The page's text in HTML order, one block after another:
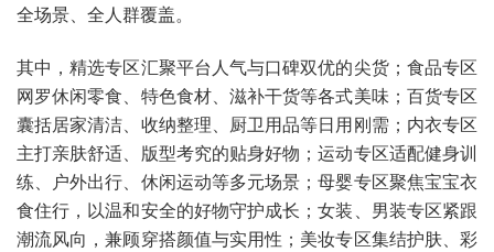
全场景、全人群覆盖。
其中，精选专区汇聚平台人气与口碑双优的尖货；食品专区
网罗休闲零食、特色食材、滋补干货等各式美味；百货专区
囊括居家清洁、收纳整理、厨卫用品等日用刚需；内衣专区
主打亲肤舒适、版型考究的贴身好物；运动专区适配健身训
练、户外出行、休闲运动等多元场景；母婴专区聚焦宝宝衣
食住行，以温和安全的好物守护成长；女装、男装专区紧跟
潮流风向，兼顾穿搭颜值与实用性；美妆专区集结护肤、彩